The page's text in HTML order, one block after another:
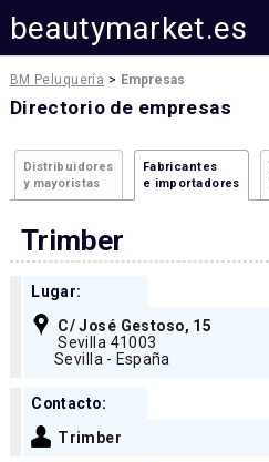
beautymarket.es
BM Peluquería > Empresas
Directorio de empresas
Distribuidores
y mayoristas
Fabricantes
e importadores
Trimber
Lugar:
C/ José Gestoso, 15
Sevilla 41003
Sevilla - España
Contacto:
Trimber